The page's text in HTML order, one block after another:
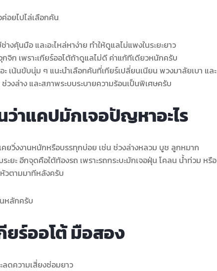
ค่อยไปไล่เลือกคัน
งคุ้นมือ และอะไหล่หาง่าย ทำให้ดูแลไม่แพงในระยะยาว
จิก เพราะเกียร์ออโต้ถ้าดูแลไม่ดี ค่าแก้ทีเดียวหนักครับ
เน้นขับนุ่ม ๆ แนะนำเลือกคันที่เกียร์เปลี่ยนเนียน พวงมาลัยเบา และ
วงล่าง และสภาพระบบระบายความร้อนเป็นพิเศษครับ
าแคปมักเจอปัญหาอะไร
ยวิ่งงานหนักหรือบรรทุกบ่อย เช่น ช่วงล่างหลวม บูช ลูกหมาก
ยะ อีกจุดคือใต้ท้องรถ เพราะรถกระบะมักเจอฝุ่น โคลน น้ำท่วม หรือ
วตามมาทีหลังครับ
หลักครับ
ร์ออโต้ มือสอง
ดความเสี่ยงซ่อมยาว